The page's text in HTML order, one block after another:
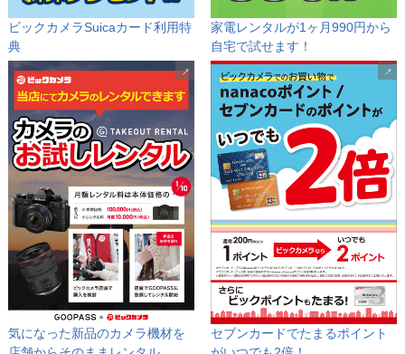
ビックカメラSuicaカード利用特
典
家電レンタルが1ヶ月990円から
自宅で試せます！
気になった新品のカメラ機材を
セブンカードでたまるポイント